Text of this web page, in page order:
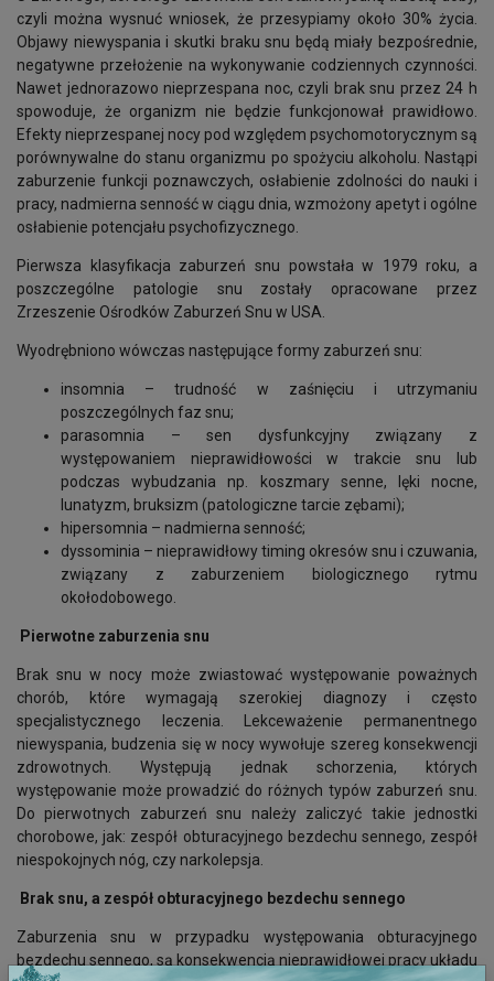
czyli można wysnuć wniosek, że przesypiamy około 30% życia.
Objawy niewyspania i skutki braku snu będą miały bezpośrednie,
negatywne przełożenie na wykonywanie codziennych czynności.
Nawet jednorazowo nieprzespana noc, czyli brak snu przez 24 h
spowoduje, że organizm nie będzie funkcjonował prawidłowo.
Efekty nieprzespanej nocy pod względem psychomotorycznym są
porównywalne do stanu organizmu po spożyciu alkoholu. Nastąpi
zaburzenie funkcji poznawczych, osłabienie zdolności do nauki i
pracy, nadmierna senność w ciągu dnia, wzmożony apetyt i ogólne
osłabienie potencjału psychofizycznego.
Pierwsza klasyfikacja zaburzeń snu powstała w 1979 roku, a
poszczególne patologie snu zostały opracowane przez
Zrzeszenie Ośrodków Zaburzeń Snu w USA.
Wyodrębniono wówczas następujące formy zaburzeń snu:
insomnia – trudność w zaśnięciu i utrzymaniu
poszczególnych faz snu;
parasomnia – sen dysfunkcyjny związany z
występowaniem nieprawidłowości w trakcie snu lub
podczas wybudzania np. koszmary senne, lęki nocne,
lunatyzm, bruksizm (patologiczne tarcie zębami);
hipersomnia – nadmierna senność;
dyssominia – nieprawidłowy timing okresów snu i czuwania,
związany z zaburzeniem biologicznego rytmu
okołodobowego.
Pierwotne zaburzenia snu
Brak snu w nocy może zwiastować występowanie poważnych
chorób, które wymagają szerokiej diagnozy i często
specjalistycznego leczenia. Lekceważenie permanentnego
niewyspania, budzenia się w nocy wywołuje szereg konsekwencji
zdrowotnych. Występują jednak schorzenia, których
występowanie może prowadzić do różnych typów zaburzeń snu.
Do pierwotnych zaburzeń snu należy zaliczyć takie jednostki
chorobowe, jak: zespół obturacyjnego bezdechu sennego, zespół
niespokojnych nóg, czy narkolepsja.
Brak snu, a zespół obturacyjnego bezdechu sennego
Zaburzenia snu w przypadku występowania obturacyjnego
bezdechu sennego, są konsekwencją nieprawidłowej pracy układu